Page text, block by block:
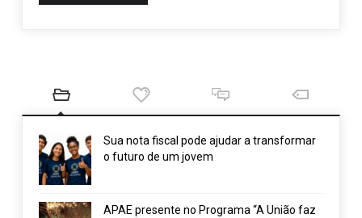
Sua nota fiscal pode ajudar a transformar
o futuro de um jovem
APAE presente no Programa “A União faz